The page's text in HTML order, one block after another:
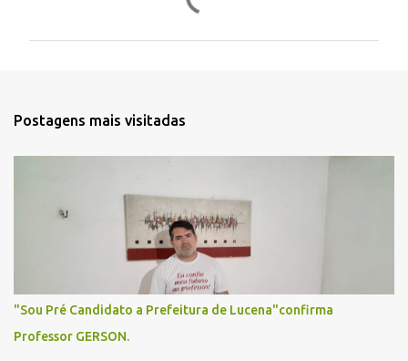
Postagens mais visitadas
"Sou Pré Candidato a Prefeitura de Lucena"confirma
Professor GERSON.